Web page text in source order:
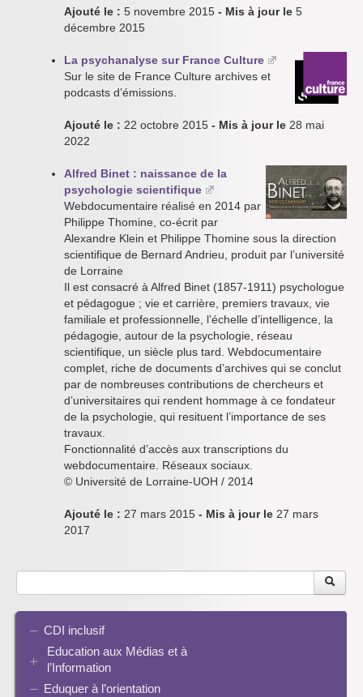
Ajouté le : 5 novembre 2015 - Mis à jour le 5
décembre 2015
La psychanalyse sur France Culture
Sur le site de France Culture archives et
podcasts d’émissions.
Ajouté le : 22 octobre 2015 - Mis à jour le 28 mai
2022
Alfred Binet : naissance de la
psychologie scientifique
Webdocumentaire réalisé en 2014 par
Philippe Thomine, co-écrit par
Alexandre Klein et Philippe Thomine sous la direction
scientifique de Bernard Andrieu, produit par l’université
de Lorraine
Il est consacré à Alfred Binet (1857-1911) psychologue
et pédagogue ; vie et carrière, premiers travaux, vie
familiale et professionnelle, l’échelle d’intelligence, la
pédagogie, autour de la psychologie, réseau
scientifique, un siècle plus tard. Webdocumentaire
complet, riche de documents d’archives qui se conclut
par de nombreuses contributions de chercheurs et
d’universitaires qui rendent hommage à ce fondateur
de la psychologie, qui resituent l’importance de ses
travaux.
Fonctionnalité d’accès aux transcriptions du
webdocumentaire. Réseaux sociaux.
© Université de Lorraine-UOH / 2014
Ajouté le : 27 mars 2015 - Mis à jour le 27 mars
2017
CDI inclusif
Education aux Médias et à
l’Information
EMI et translittératie
Eduquer à l’orientation